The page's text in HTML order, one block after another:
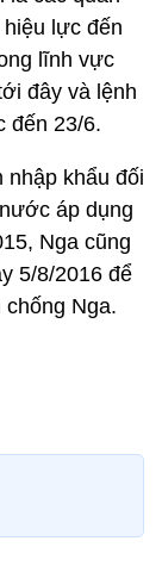
lực đến
lĩnh vực
đây và lệnh
đến 23/6.
nhập khẩu đối
áp dụng
Nga cũng
5/8/2016 để
Nga.